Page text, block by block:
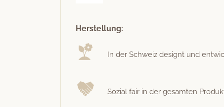
Herstellung:
In der Schweiz designt und
Sozial fair in der gesamten